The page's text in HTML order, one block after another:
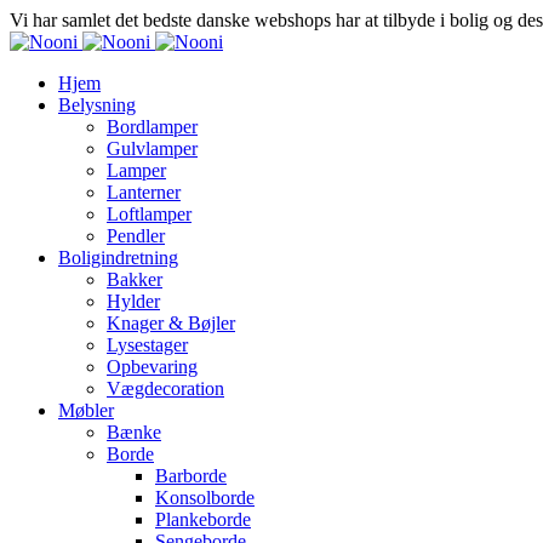
Vi har samlet det bedste danske webshops har at tilbyde i bolig og
Hjem
Belysning
Bordlamper
Gulvlamper
Lamper
Lanterner
Loftlamper
Pendler
Boligindretning
Bakker
Hylder
Knager & Bøjler
Lysestager
Opbevaring
Vægdecoration
Møbler
Bænke
Borde
Barborde
Konsolborde
Plankeborde